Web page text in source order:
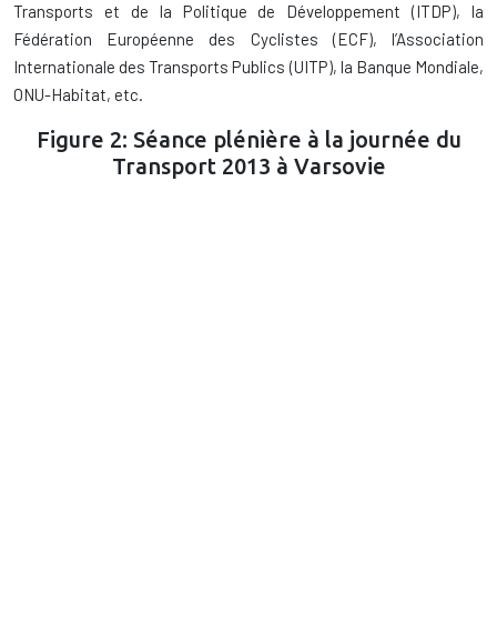
Transports et de la Politique de Développement (ITDP), la
Fédération Européenne des Cyclistes (ECF), l’Association
Internationale des Transports Publics (UITP), la Banque Mondiale,
ONU-Habitat, etc.
Figure 2: Séance plénière à la journée du
Transport 2013 à Varsovie